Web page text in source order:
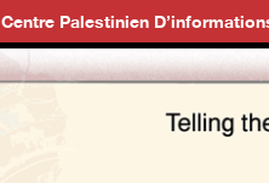
Centre Palestinien